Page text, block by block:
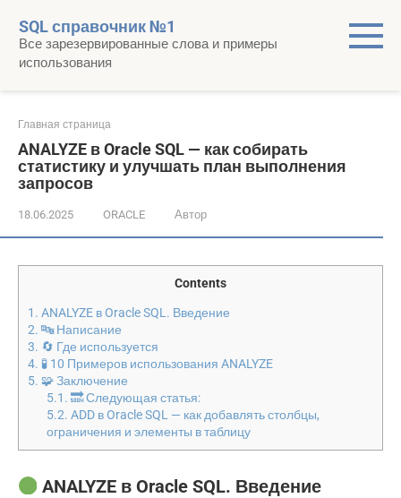
контенту
SQL справочник №1
Все зарезервированные слова и примеры
использования
Главная страница
ANALYZE в Oracle SQL — как собирать
статистику и улучшать план выполнения
запросов
18.06.2025 ORACLE Автор
Contents
1. ANALYZE в Oracle SQL. Введение
2. 🔤 Написание
3. 🔄 Где используется
4. 🧪 10 Примеров использования ANALYZE
5. 🧩 Заключение
5.1. 🔜 Следующая статья:
5.2. ADD в Oracle SQL — как добавлять столбцы,
ограничения и элементы в таблицу
ANALYZE в Oracle SQL. Введение